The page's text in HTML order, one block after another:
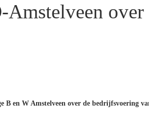
over
B en W Amstelveen over de bedrijfsvoering